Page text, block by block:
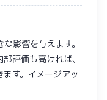
影響を与えます。
評価も高ければ、
す。イメージアッ